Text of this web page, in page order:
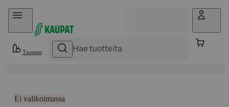
Hyppää sisältöön
Tuotteet
Ei valikoimassa